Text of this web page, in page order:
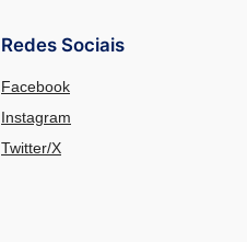
Redes Sociais
Facebook
Instagram
Twitter/X